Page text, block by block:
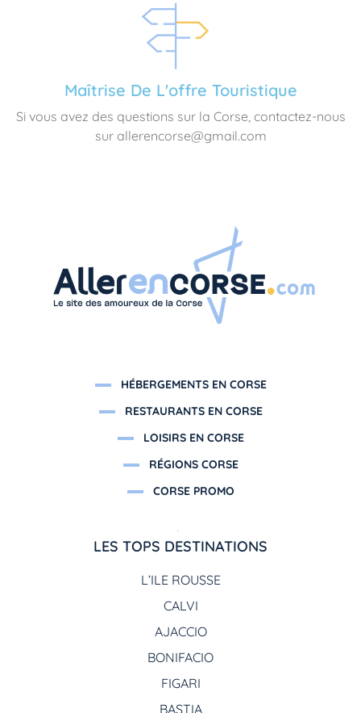
Maîtrise De L'offre Touristique
Si vous avez des questions sur la Corse, contactez-nous
sur allerencorse@gmail.com
HÉBERGEMENTS EN CORSE
RESTAURANTS EN CORSE
LOISIRS EN CORSE
RÉGIONS CORSE
CORSE PROMO
LES TOPS DESTINATIONS
L’ILE ROUSSE
CALVI
AJACCIO
BONIFACIO
FIGARI
BASTIA